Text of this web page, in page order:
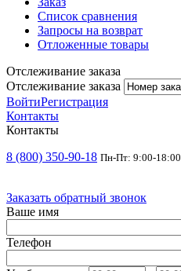
Список сравнения
Запросы на возврат
Отложенные товары
Отслеживание заказа
Отслеживание заказа
ВойтиРегистрация
Контакты
Контакты
8 (800) 350-90-18 Пн-Пт: 9:00-18:00
Заказать обратный звонок
Ваше имя
Телефон